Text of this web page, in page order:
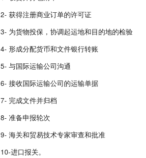
2- 获得注册商业订单的许可证
3- 为货物投保，协调起运地和目的地的检验
4- 形成分配货币和文件银行转账
5- 与国际运输公司沟通
6- 接收国际运输公司的运输单据
7- 完成文件并归档
8- 准备申报轮次
9- 海关和贸易技术专家审查和批准
10-进口报关。